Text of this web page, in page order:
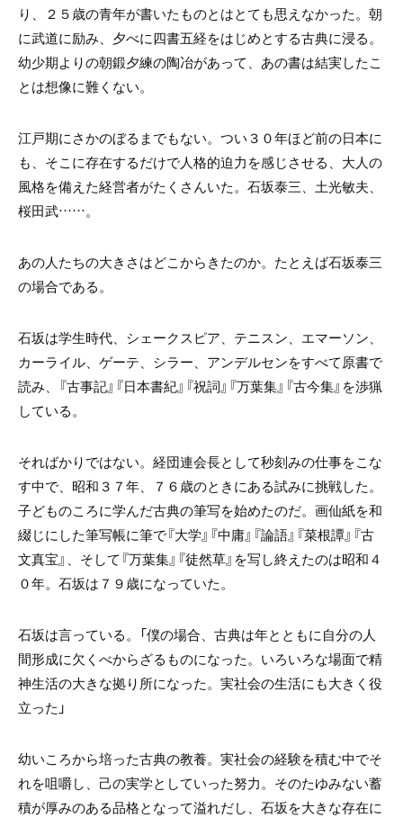
り、２５歳の青年が書いたものとはとても思えなかった。朝
に武道に励み、夕べに四書五経をはじめとする古典に浸る。
幼少期よりの朝鍛夕練の陶冶があって、あの書は結実したこ
とは想像に難くない。
江戸期にさかのぼるまでもない。つい３０年ほど前の日本に
も、そこに存在するだけで人格的迫力を感じさせる、大人の
風格を備えた経営者がたくさんいた。石坂泰三、土光敏夫、
桜田武……。
あの人たちの大きさはどこからきたのか。たとえば石坂泰三
の場合である。
石坂は学生時代、シェークスピア、テニスン、エマーソン、
カーライル、ゲーテ、シラー、アンデルセンをすべて原書で
読み、『古事記』『日本書紀』『祝詞』『万葉集』『古今集』を渉猟
している。
そればかりではない。経団連会長として秒刻みの仕事をこな
す中で、昭和３７年、７６歳のときにある試みに挑戦した。
子どものころに学んだ古典の筆写を始めたのだ。画仙紙を和
綴じにした筆写帳に筆で『大学』『中庸』『論語』『菜根譚』『古
文真宝』、そして『万葉集』『徒然草』を写し終えたのは昭和４
０年。石坂は７９歳になっていた。
石坂は言っている。「僕の場合、古典は年とともに自分の人
間形成に欠くべからざるものになった。いろいろな場面で精
神生活の大きな拠り所になった。実社会の生活にも大きく役
立った」
幼いころから培った古典の教養。実社会の経験を積む中でそ
れを咀嚼し、己の実学としていった努力。そのたゆみない蓄
積が厚みのある品格となって溢れだし、石坂を大きな存在に